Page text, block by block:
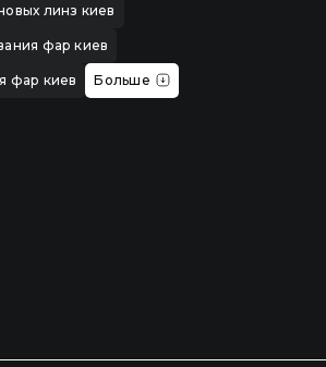
линз киев
фар киев
фар киев Больше